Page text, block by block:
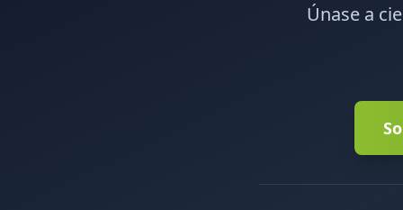
Únase a